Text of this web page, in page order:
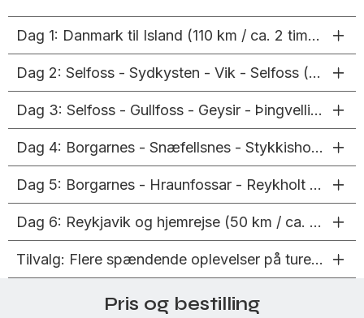
Dag 1: Danmark til Island (110 km / ca. 2 timer)
Dag 2: Selfoss - Sydkysten - Vik - Selfoss (260 km / ca. 4 timer)
Dag 3: Selfoss - Gullfoss - Geysir - Þingvellir - Borgarnes (250 km / ca. 4 timer)
Dag 4: Borgarnes - Snæfellsnes - Stykkisholmur - Borgarnes (300 km / ca. 5 timer)
Dag 5: Borgarnes - Hraunfossar - Reykholt - Deildartunguhver - Reykjavik (260 km) / ca. 3 timer)
Dag 6: Reykjavik og hjemrejse (50 km / ca. 1 time)
Tilvalg: Flere spændende oplevelser på turen?
Pris og bestilling